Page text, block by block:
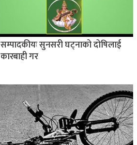
सम्पादकीयः सुनसरी घट्नाको दोषिलाई
कारबाही गर